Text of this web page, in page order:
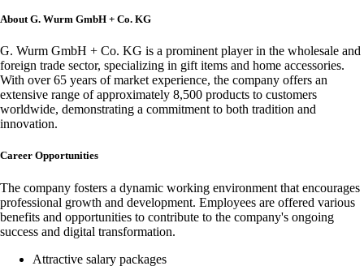
About G. Wurm GmbH + Co. KG
G. Wurm GmbH + Co. KG is a prominent player in the wholesale and
foreign trade sector, specializing in gift items and home accessories.
With over 65 years of market experience, the company offers an
extensive range of approximately 8,500 products to customers
worldwide, demonstrating a commitment to both tradition and
innovation.
Career Opportunities
The company fosters a dynamic working environment that encourages
professional growth and development. Employees are offered various
benefits and opportunities to contribute to the company's ongoing
success and digital transformation.
Attractive salary packages